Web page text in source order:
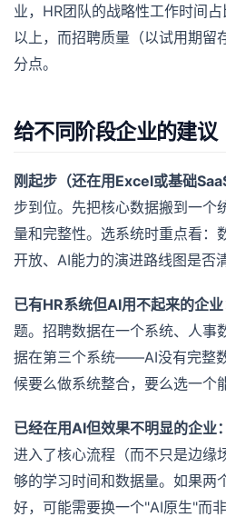
业，HR团队的战略性工作时间
以上，而招聘质量（以试用期留
分点。
给不同阶段企业的建议
刚起步（还在用Excel或基础
步到位。先把核心数据搬到一个
量和完整性。选系统时重点看：
开放、AI能力的演进路线图是否清
已有HR系统但AI用不起来的企业
题。招聘数据在一个系统、人事
据在第三个系统——AI没有完整
候要么做系统整合，要么选一个
已经在用AI但效果不明显的企业：
进入了核心流程（而不只是边缘
够的学习时间和数据量。如果两
好，可能需要换一个"AI原生"而